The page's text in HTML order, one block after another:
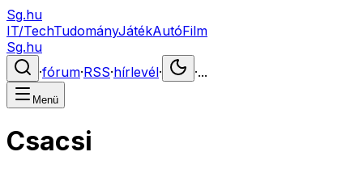
Sg.hu
IT/TechTudományJátékAutóFilm
Sg.hu
·fórum·RSS·hírlevél· ·...
Menü
Csacsi